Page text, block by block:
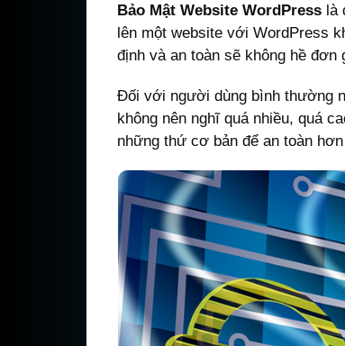
Bảo Mật Website WordPress là
lên một website với WordPress
định và an toàn sẽ không hề đơn
Đối với người dùng bình thường
không nên nghĩ quá nhiều, quá
những thứ cơ bản để an toàn